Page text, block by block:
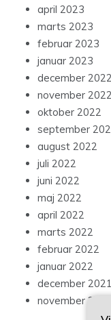
april 2023
marts 2023
februar 2023
januar 2023
december 2022
november 2022
oktober 2022
september
august 2022
juli 2022
juni 2022
maj 2022
april 2022
marts 2022
februar 2022
januar 2022
december 2021
november 2021